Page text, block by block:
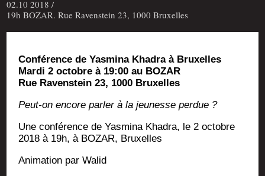
02.10 2018 /
19h BOZAR. Rue Ravenstein 23, 1000 Bruxelles
Confé­rence de Yas­mi­na Kha­dra à Bruxelles
Mar­di 2 octobre à 19:00 au BOZAR
Rue Raven­stein 23, 1000 Bruxelles
Peut-on encore par­ler à la jeu­nesse perdue ?
Une confé­rence de Yas­mi­na Kha­dra, le 2 octobre
2018 à 19h, à BOZAR, Bruxelles
Ani­ma­tion par Walid